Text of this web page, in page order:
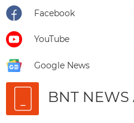
Facebook
YouTube
Google News
BNT NEWS